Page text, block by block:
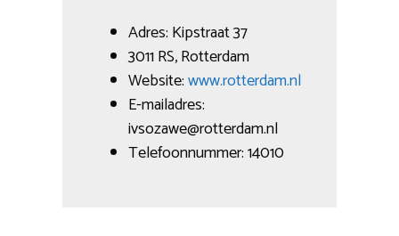
Adres: Kipstraat 37
3011 RS, Rotterdam
Website:www.rotterdam.nl
E-mailadres:
ivsozawe@rotterdam.nl
Telefoonnummer: 14010